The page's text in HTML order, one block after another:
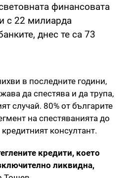
финансовата
с 22 милиарда
днес те са 73
в последните години,
да спестява и да трупа,
случай. 80% от българите
на спестяванията до
консултант.
кредити, което
ликвидна,